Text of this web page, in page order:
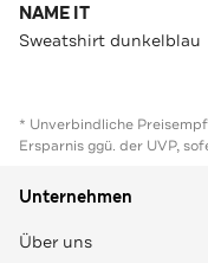
NAME IT
Sweatshirt dunkelblau
* Unverbindliche
Ersparnis ggü. der UVP,
Unternehmen
Über uns